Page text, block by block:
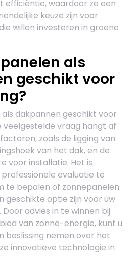
efficiëntie, waardoor ze een
keuze zijn voor
willen investeren in groene
als
geschikt voor
als dakpannen geschikt voor
veelgestelde vraag hangt af
zoals de ligging van
van het dak, en de
voor installatie. Het is
evaluatie te
te bepalen of zonnepanelen
geschikte optie zijn voor uw
advies in te winnen bij
van zonne-energie, kunt u
beslissing nemen over het
innovatieve technologie in